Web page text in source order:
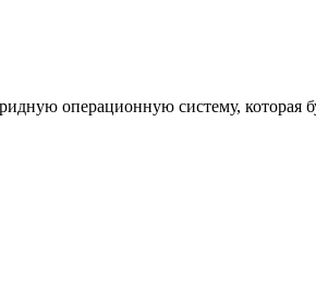
операционную систему,